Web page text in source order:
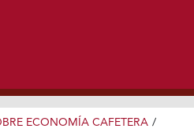
ECONOMÍA CAFETERA /